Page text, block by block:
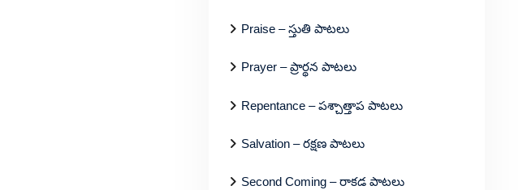
Praise – స్తుతి పాటలు
Prayer – ప్రార్థన పాటలు
Repentance – పశ్చాత్తాప పాటలు
Salvation – రక్షణ పాటలు
Second Coming – రాకడ పాటలు